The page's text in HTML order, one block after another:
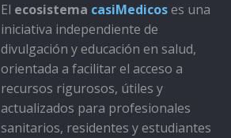
El ecosistema casiMedicoses una
iniciativa independiente de
divulgación y educación en salud,
orientada a facilitar el acceso a
recursos rigurosos, útiles y
actualizados para profesionales
sanitarios, residentes y estudiantes